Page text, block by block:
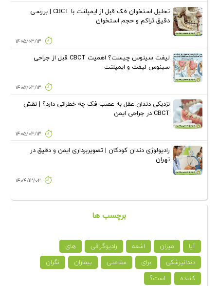
تحلیل استخوان فک قبل از ایمپلنت با CBCT | بررسی
دقیق تراکم و حجم استخوان
1405/03/13
لیفت سینوس چیست؟ اهمیت CBCT قبل از جراحی
سینوس لیفت و ایمپلنت
1405/03/13
نزدیکی دندان عقل به عصب فک چه خطراتی دارد؟ | نقش
CBCT در جراحی ایمن
1405/03/13
رادیولوژی دندان کودکان | تصویربرداری ایمن و دقیق در
تهران
1404/12/02
برچسب ها
آیا میزان اشعه رادیوگرافی
های
دندانپزشکی
برای سلامتی بیماران
نگران
کننده
است؟